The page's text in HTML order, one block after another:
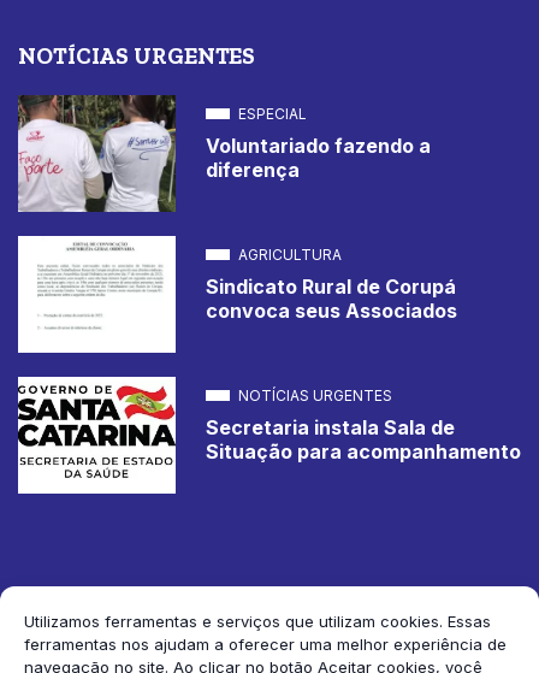
Utilizamos ferramentas e serviços que utilizam cookies. Essas
ferramentas nos ajudam a oferecer uma melhor experiência de
navegação no site. Ao clicar no botão Aceitar cookies, você
NOTÍCIAS URGENTES
ESPECIAL
Voluntariado fazendo a
diferença
AGRICULTURA
Sindicato Rural de Corupá
convoca seus Associados
NOTÍCIAS URGENTES
Secretaria instala Sala de
Situação para acompanhamento
2026 Jornal de Corupá. Todos os direitos reservados.